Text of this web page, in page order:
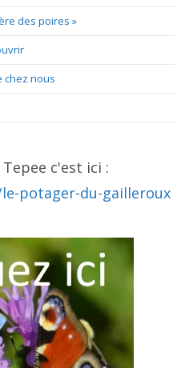
des poires »
chez nous
c'est ici :
potager-du-gailleroux